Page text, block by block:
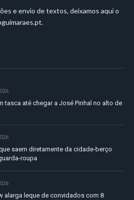
e envio de textos, deixamos aqui o
.
tasca até chegar a José Pinhal no alto de
saem diretamente da cidade-berço
roupa
alarga leque de convidados com 8